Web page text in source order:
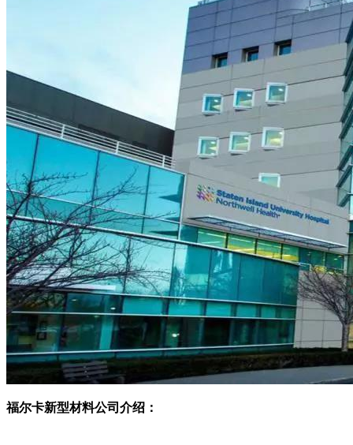
福尔卡新型材料公司介绍：